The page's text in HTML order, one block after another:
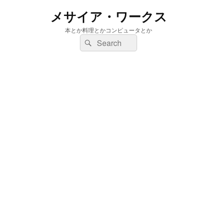
メサイア・ワークス
本とか料理とかコンピュータとか
検
索:
検
索